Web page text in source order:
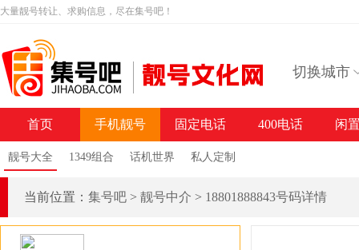
大量靓号转让、求购信息，尽在集号吧！
切换城市
首页 手机靓号
靓号大全 1349组合 话机世界 私人定制
固定电话 400电话 闲
当前位置： 集号吧 > 靓号中介 > 18801888843号码详情